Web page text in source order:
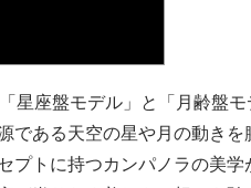
星座盤モデル」と「月齢盤モ
である天空の星や月の動きを
プトに持つカンパノラの美学